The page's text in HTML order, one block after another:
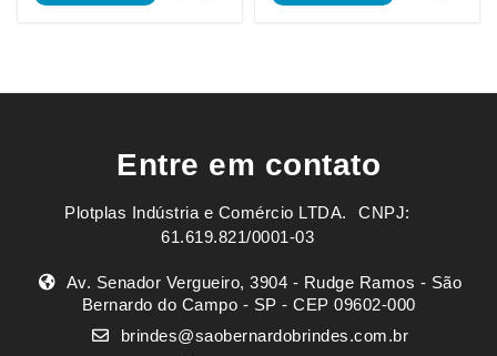
Entre em contato
Plotplas Indústria e Comércio LTDA. ㅤㅤㅤ CNPJ:
61.619.821/0001-03
Av. Senador Vergueiro, 3904 - Rudge Ramos - São
Bernardo do Campo - SP - CEP 09602-000
brindes@saobernardobrindes.com.br